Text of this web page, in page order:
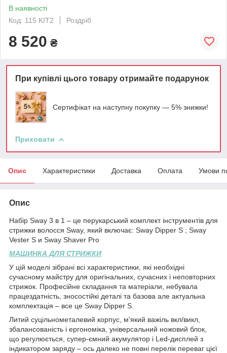
В наявності
Код: 115 KIT2
Роздріб
8 520 ₴
При купівлі цього товару отримайте подарунок
Сертифікат на наступну покупку — 5% знижки!
Приховати
Опис Характеристики Доставка Оплата Умови
Опис
Набір Sway 3 в 1 – це перукарський комплект інструментів для
стрижки волосся Sway, який включає: Sway Dipper S ; Sway
Vester S и Sway Shaver Pro
МАШИНКА ДЛЯ СТРИЖКИ
У цій моделі зібрані всі характеристики, які необхідні
сучасному майстру для оригінальних, сучасних і неповторних
стрижок. Професійне складання та матеріали, небувала
працездатність, зносостійкі деталі та базова але актуальна
комплектація – все це Sway Dipper S.
Литий суцільнометалевий корпус, м'який важіль вкл/викл,
збалансованість і ергономіка, універсальний ножовий блок,
що регулюється, супер-ємний акумулятор і Led-дисплей з
індикатором заряду – ось далеко не повні перелік переваг цієї